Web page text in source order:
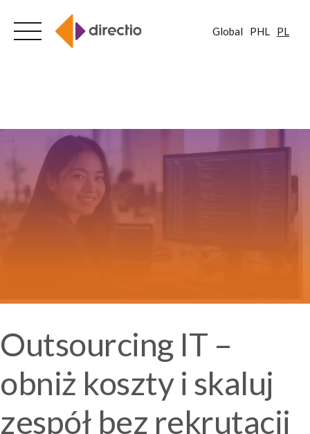
Global PHL PL
Outsourcing IT –
obniż koszty i skaluj
zespół bez rekrutacji